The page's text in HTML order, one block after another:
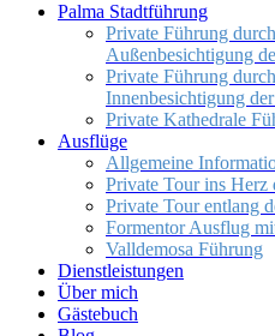
Palma Stadtführung
Private Führung
Außenbesichtigung
Private Führung
Innenbesichtigung
Private Kathedrale
Ausflüge
Allgemeine
Private Tour ins Herz
Private Tour entlang
Formentor Ausflug
Valldemosa Führung
Dienstleistungen
Über mich
Gästebuch